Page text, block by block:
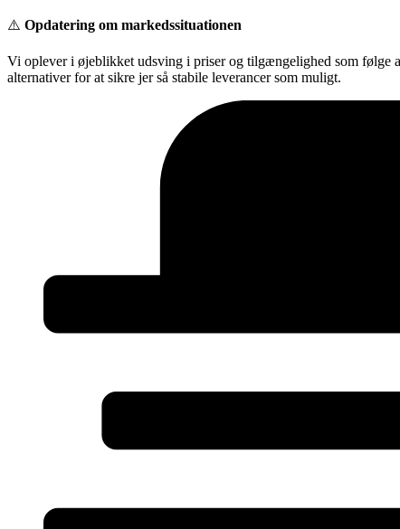
Videre
indhold
⚠️ Opdatering om markedssituationen
Vi oplever i øjeblikket udsving i priser og tilgængelighed som følge
alternativer for at sikre jer så stabile leverancer som muligt.